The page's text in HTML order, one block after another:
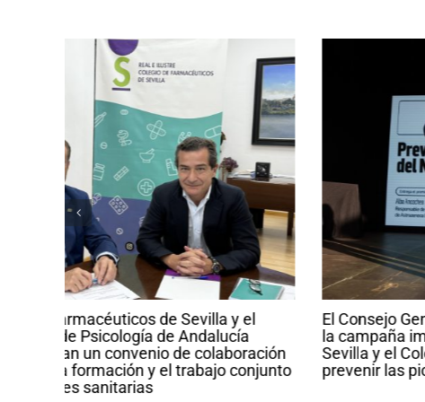
El Consejo General de Farmacéuticos reconoce
la campaña impulsada por la Diputación de
Sevilla y el Colegio de Farmacéuticos para
prevenir las picaduras de los mosquitos